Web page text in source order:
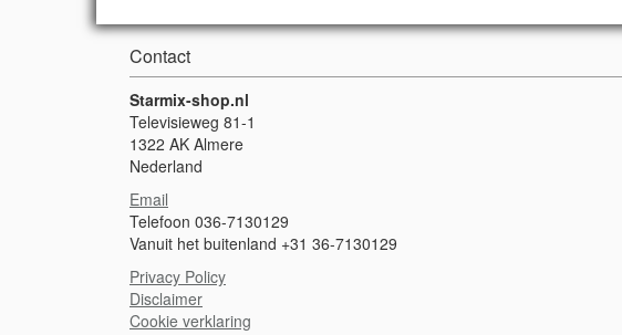
Contact
Starmix-shop.nl
Televisieweg 81-1
1322 AK Almere
Nederland
Email
Telefoon 036-7130129
Vanuit het buitenland +31 36-7130129
Privacy Policy
Disclaimer
Cookie verklaring